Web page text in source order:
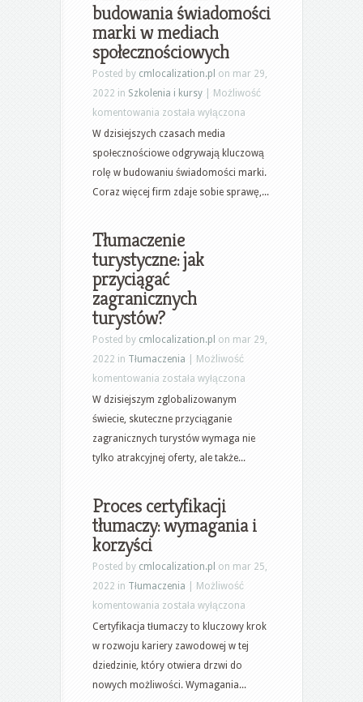
budowania świadomości
marki w mediach
społecznościowych
Posted by cmlocalization.pl on mar 29,
2022 in Szkolenia i kursy
Możliwość
komentowania Szkolenia
z
zakresu
budowania
świadomości
mediach
społecznościowych
została wyłączona
W dzisiejszych czasach media
społecznościowe odgrywają kluczową
rolę w budowaniu świadomości marki.
Coraz więcej firm zdaje sobie sprawę,...
Tłumaczenie
turystyczne: jak
przyciągać
zagranicznych
turystów?
Posted by cmlocalization.pl on mar 29,
2022 in Tłumaczenia
Możliwość
komentowania Tłumaczenie
turystyczne:
jak
przyciągać
zagranicznych
została wyłączona
W dzisiejszym zglobalizowanym
świecie, skuteczne przyciąganie
zagranicznych turystów wymaga nie
tylko atrakcyjnej oferty, ale także...
Proces certyfikacji
tłumaczy: wymagania i
korzyści
Posted by cmlocalization.pl on mar 25,
2022 in Tłumaczenia
Możliwość
komentowania Proces
certyfikacji
tłumaczy:
wymagania
i
została wyłączona
Certyfikacja tłumaczy to kluczowy krok
w rozwoju kariery zawodowej w tej
dziedzinie, który otwiera drzwi do
nowych możliwości. Wymagania...